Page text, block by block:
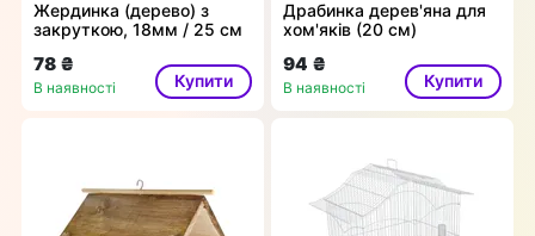
Жердинка (дерево) з
закруткою, 18мм / 25 см
78 ₴
В наявності Купити
Драбинка дерев'яна для
хом'яків (20 см)
94 ₴
В наявності Купити